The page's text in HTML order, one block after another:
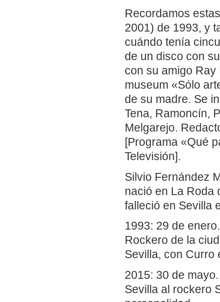
Recordamos
2001) de 1993, y
cuándo tenía
de un disco con
con su amigo
museum «Sólo
de su madre. Se
Tena, Ramoncín,
Melgarejo.
[Programa «Qué
Televisión].
Silvio Fernández
nació en La Roda
falleció en Sevilla
1993: 29 de
Rockero de la
Sevilla, con Curro
2015: 30 de
Sevilla al rockero